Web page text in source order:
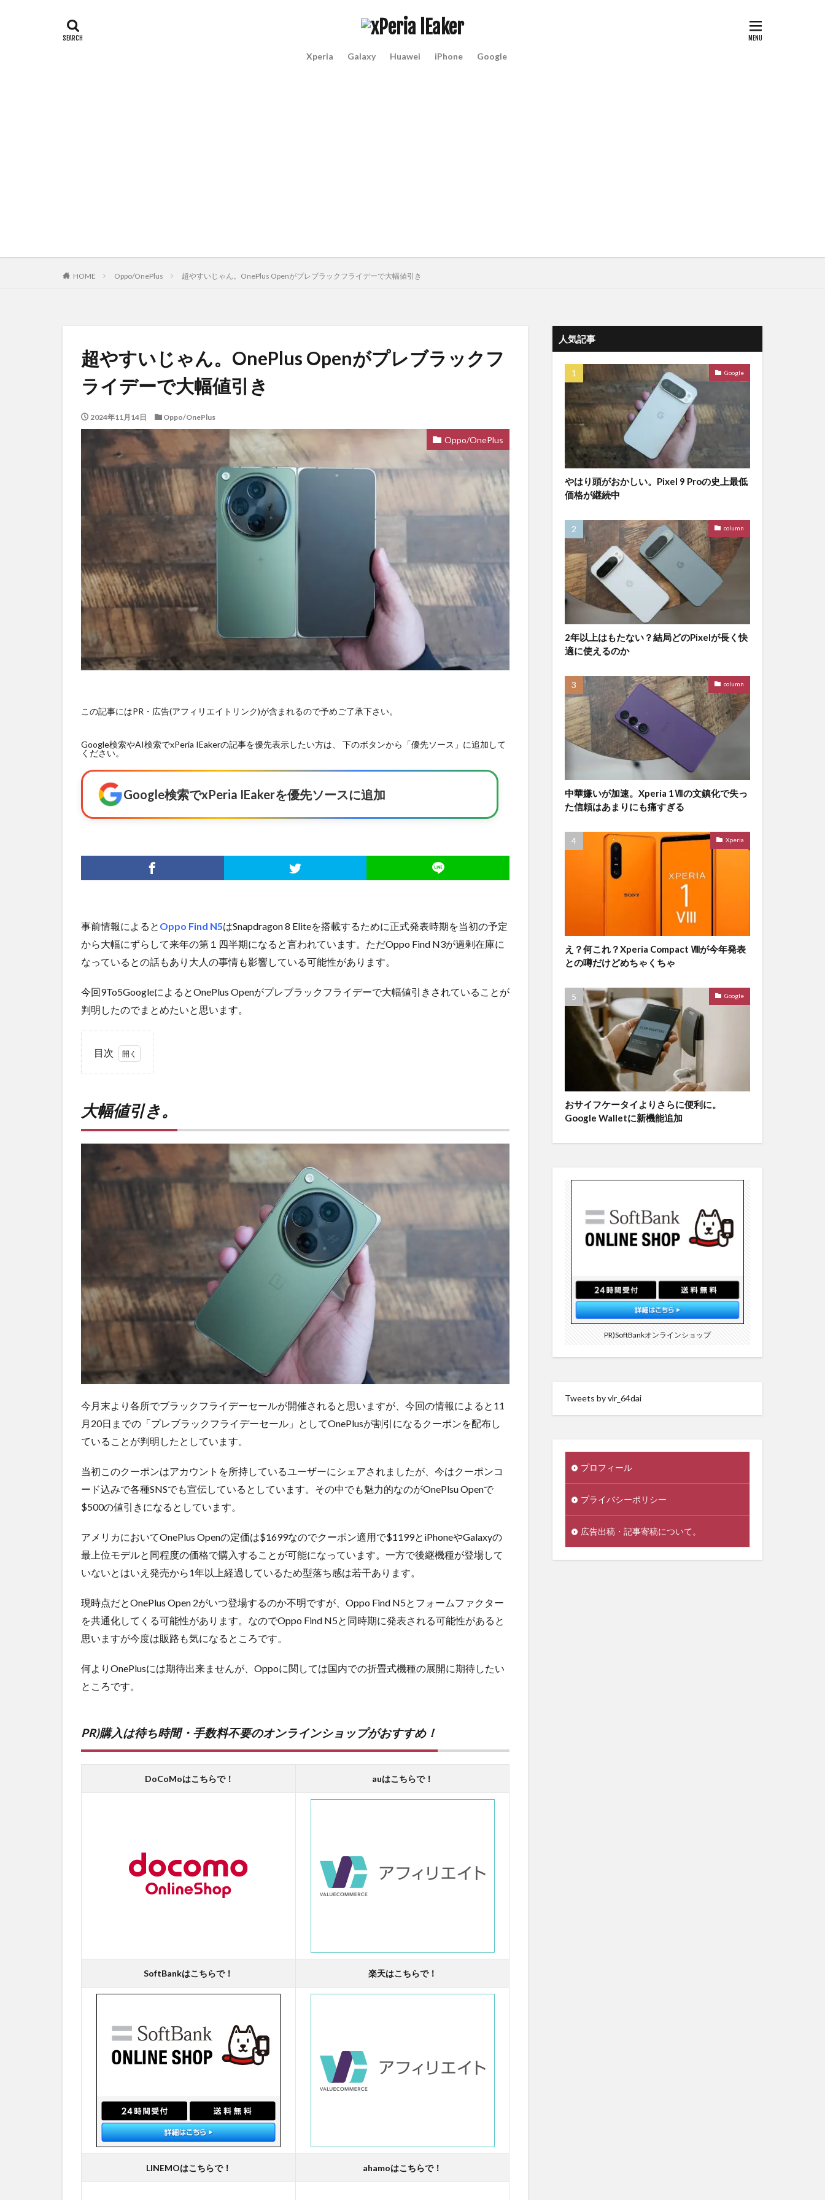
Xperia Galaxy Huawei iPhone Google
HOME Oppo/OnePlus 超やすいじゃん。OnePlus Openがプレブラックフライデーで大幅値引き
超やすいじゃん。OnePlus Openがプレブラックフ
ライデーで大幅値引き
2024年11月14日 Oppo/OnePlus
Oppo/OnePlus
この記事にはPR・広告(アフィリエイトリンク)が含まれるので予めご了承下さい。
Google検索やAI検索でxPeria IEakerの記事を優先表示したい方は、 下のボタンから「優先ソース」に追加して
ください。
Google検索でxPeria IEakerを優先ソースに追加
事前情報によると Oppo Find N5はSnapdragon 8 Eliteを搭載するために正式発表時期を当初の予定
から大幅にずらして来年の第１四半期になると言われています。ただOppo Find N3が過剰在庫に
なっているとの話もあり大人の事情も影響している可能性があります。
今回9To5GoogleによるとOnePlus Openがプレブラックフライデーで大幅値引きされていることが
判明したのでまとめたいと思います。
目次
き。
2
PR)
ち時
ョッ
プが
おす
大幅値引き。
今月末より各所でブラックフライデーセールが開催されると思いますが、今回の情報によると11
月20日までの「プレブラックフライデーセール」としてOnePlusが割引になるクーポンを配布し
ていることが判明したとしています。
当初このクーポンはアカウントを所持しているユーザーにシェアされましたが、今はクーポンコ
ード込みで各種SNSでも宣伝しているとしています。その中でも魅力的なのがOnePlsu Openで
$500の値引きになるとしています。
アメリカにおいてOnePlus Openの定価は$1699なのでクーポン適用で$1199とiPhoneやGalaxyの
最上位モデルと同程度の価格で購入することが可能になっています。一方で後継機種が登場して
いないとはいえ発売から1年以上経過しているため型落ち感は若干あります。
現時点だとOnePlus Open 2がいつ登場するのか不明ですが、Oppo Find N5とフォームファクター
を共通化してくる可能性があります。なのでOppo Find N5と同時期に発表される可能性があると
思いますが今度は販路も気になるところです。
何よりOnePlusには期待出来ませんが、Oppoに関しては国内での折畳式機種の展開に期待したい
ところです。
PR)購入は待ち時間・手数料不要のオンラインショップがおすすめ！
DoCoMoはこちらで！ auはこちらで！
SoftBankはこちらで！ 楽天はこちらで！
LINEMOはこちらで！ ahamoはこちらで！
人気記事
Google
やはり頭がおかしい。Pixel 9 Proの史上最低
価格が継続中
column
2年以上はもたない？結局どのPixelが長く快
適に使えるのか
column
中華嫌いが加速。Xperia 1Ⅶの文鎮化で失っ
た信頼はあまりにも痛すぎる
Xperia
え？何これ？Xperia Compact Ⅷが今年発表
との噂だけどめちゃくちゃ
Google
おサイフケータイよりさらに便利に。
Google Walletに新機能追加
PR)SoftBankオンラインショップ
Tweets by vlr_64dai
プロフィール
プライバシーポリシー
広告出稿・記事寄稿について。